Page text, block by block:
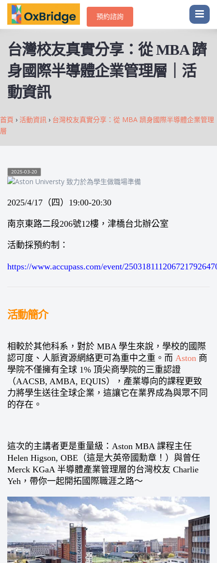
預約諮詢
台灣校友真實分享：從 MBA 躋
身國際半導體企業管理層｜活
動資訊
首頁 › 活動資訊 › 台灣校友真實分享：從 MBA 躋身國際半導體企業管理
層
2025-03-20
2025/4/17（四）19:00-20:30
南京東路二段206號12樓，津橋台北辦公室
活動採預約制：
https://www.accupass.com/event/
活動簡介
相較於其他科系，對於 MBA 學生來說，學校的國際
認可度、人脈資源網絡更可為重中之重。而 Aston 商
學院不僅擁有全球 1% 頂尖商學院的三重認證
（AACSB, AMBA, EQUIS），產業導向的課程更致
力將學生送往全球企業，這讓它在業界成為與眾不同
的存在。
這次的主講者更是重量級：Aston MBA 課程主任
Helen Higson, OBE（這是大英帝國勳章！）與曾任
Merck KGaA 半導體產業管理層的台灣校友 Charlie
Yeh，帶你一起開拓國際職涯之路～